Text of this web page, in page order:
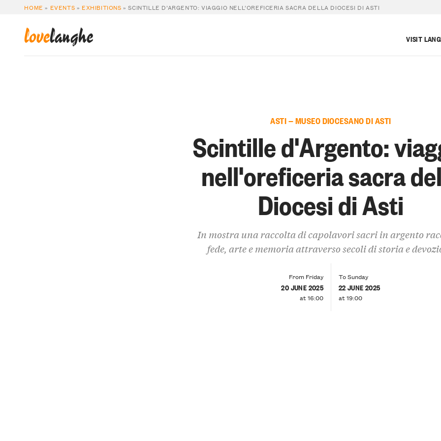
HOME » EVENTS » EXHIBITIONS »SCINTILLE D’ARGENTO: VIAGGIO NELL’OREFICERIA SACRA DELLA DIOCESI DI ASTI
lovelanghe VISIT
ASTI — MUSEO DIOCESANO DI ASTI
Scintille d'Argento:
nell'oreficeria sacra
Diocesi di Asti
In mostra una raccolta di capolavori sacri in argento
fede, arte e memoria attraverso secoli di storia e
From Friday
20 JUNE 2025
at 16:00
To Sunday
22 JUNE 2025
at 19:00